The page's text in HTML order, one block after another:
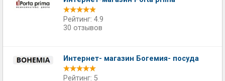
Рейтинг: 4.9
30 отзывов
Интернет- магазин Богемия- посуда
Рейтинг: 5